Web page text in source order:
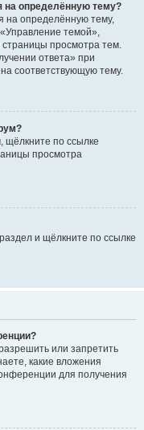
на определённую тему?
на определённую тему,
темой»,
страницы просмотра тем.
ответа» при
соответствующую тему.
по ссылке
просмотра
и щёлкните по ссылке
или запретить
какие вложения
для получения